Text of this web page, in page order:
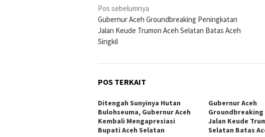
Navigasi
pos
Pos sebelumnya
Gubernur Aceh Groundbreaking Peningkatan
Jalan Keude Trumon Aceh Selatan Batas Aceh
Singkil
POS TERKAIT
Ditengah Sunyinya Hutan
Bulohseuma, Gubernur Aceh
Kembali Mengapresiasi
Bupati Aceh Selatan
Gubernur Aceh
Jalan Keude
Selatan Batas